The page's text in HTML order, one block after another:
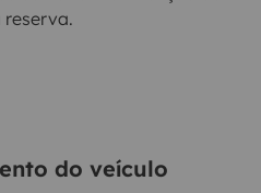
do veículo